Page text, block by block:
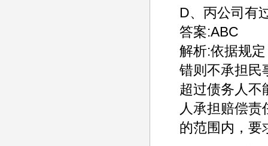
D、丙公司有
答案:ABC
解析:依据规
错则不承担民
超过债务人不
人承担赔偿
的范围内，要